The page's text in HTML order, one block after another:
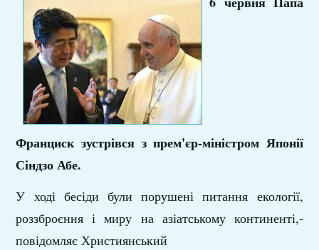
Франциск зустрівся з прем'єр-міністром Японії
Сіндзо Абе.
У ході бесіди були порушені питання екології,
роззброєння і миру на азіатському континенті,-
повідомляє Християнський